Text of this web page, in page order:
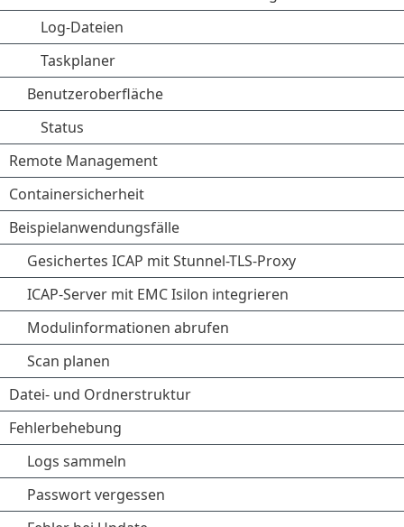
Log-Dateien
Taskplaner
Benutzeroberfläche
Status
Remote Management
Containersicherheit
Beispielanwendungsfälle
Gesichertes ICAP mit Stunnel-TLS-Proxy
ICAP-Server mit EMC Isilon integrieren
Modulinformationen abrufen
Scan planen
Datei- und Ordnerstruktur
Fehlerbehebung
Logs sammeln
Passwort vergessen